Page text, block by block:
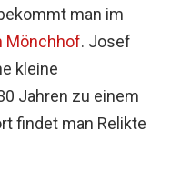
man im
Mönchhof. Josef
kleine
Jahren zu einem
findet man Relikte